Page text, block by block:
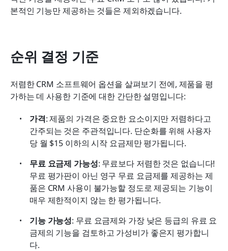
본적인 기능만 제공하는 것들은 제외하겠습니다.
순위 결정 기준
저렴한 CRM 소프트웨어 옵션을 살펴보기 전에, 제품을 평
가하는 데 사용한 기준에 대한 간단한 설명입니다:
가격: 제품의 가격은 중요한 요소이지만 저렴하다고
간주되는 것은 주관적입니다. 단순화를 위해 사용자
당 월 $15 이하의 시작 요금제만 평가됩니다.
무료 요금제 가능성: 무료보다 저렴한 것은 없습니다!
무료 평가판이 아닌 영구 무료 요금제를 제공하는 제
품은 CRM 사용이 불가능할 정도로 제공되는 기능이
매우 제한적이지 않는 한 평가됩니다.
기능 가능성: 무료 요금제와 가장 낮은 등급의 유료 요
금제의 기능을 검토하고 가성비가 좋은지 평가합니
다.